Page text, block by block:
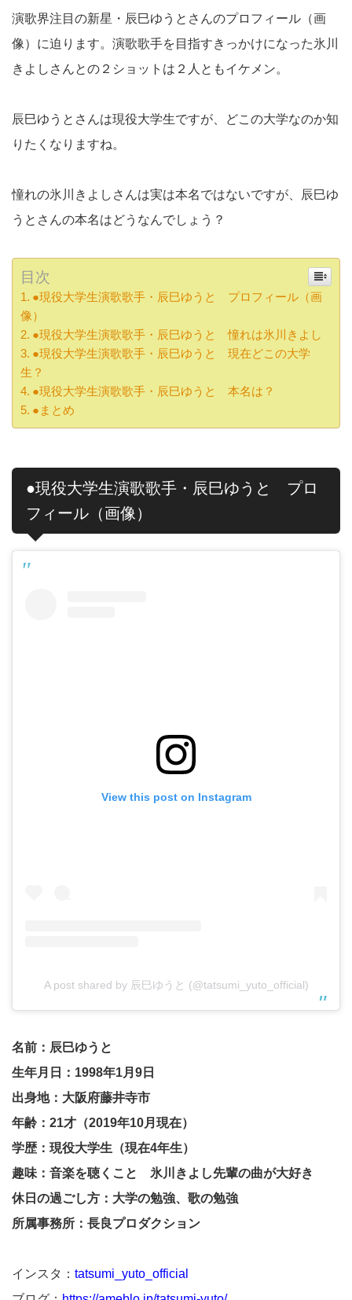
演歌界注目の新星・辰巳ゆうとさんのプロフィール（画
像）に迫ります。演歌歌手を目指すきっかけになった氷川
きよしさんとの２ショットは２人ともイケメン。
辰巳ゆうとさんは現役大学生ですが、どこの大学なのか知
りたくなりますね。
憧れの氷川きよしさんは実は本名ではないですが、辰巳ゆ
うとさんの本名はどうなんでしょう？
目次
●現役大学生演歌歌手・辰巳ゆうと プロフィール（画
像）
●現役大学生演歌歌手・辰巳ゆうと 憧れは氷川きよし
●現役大学生演歌歌手・辰巳ゆうと 現在どこの大学
生？
●現役大学生演歌歌手・辰巳ゆうと 本名は？
●まとめ
●現役大学生演歌歌手・辰巳ゆうと プロ
フィール（画像）
View this post on Instagram
A post shared by 辰巳ゆうと (@tatsumi_yuto_official)
名前：辰巳ゆうと
生年月日：1998年1月9日
出身地：大阪府藤井寺市
年齢：21才（2019年10月現在）
学歴：現役大学生（現在4年生）
趣味：音楽を聴くこと 氷川きよし先輩の曲が大好き
休日の過ごし方：大学の勉強、歌の勉強
所属事務所：長良プロダクション
インスタ： tatsumi_yuto_official